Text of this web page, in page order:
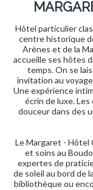
Hôtel particulier
centre historique
Arènes et de la
accueille ses hôtes
temps. On se
invitation au
Une expérience
écrin de luxe.
douceur dans des
Le Margaret - Hôtel
et soins au
expertes de
de soleil au bord de
bibliothèque ou